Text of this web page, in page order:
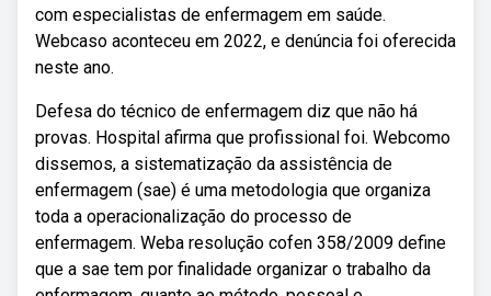
com especialistas de enfermagem em saúde.
Webcaso aconteceu em 2022, e denúncia foi oferecida
neste ano.
Defesa do técnico de enfermagem diz que não há
provas. Hospital afirma que profissional foi. Webcomo
dissemos, a sistematização da assistência de
enfermagem (sae) é uma metodologia que organiza
toda a operacionalização do processo de
enfermagem. Weba resolução cofen 358/2009 define
que a sae tem por finalidade organizar o trabalho da